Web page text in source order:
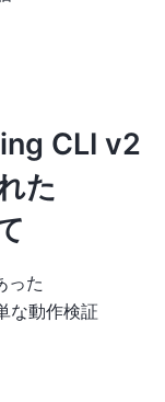
CLI v2
た
った
な動作検証